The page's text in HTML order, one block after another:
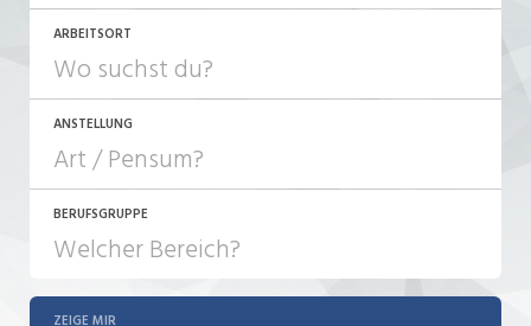
ARBEITSORT
ANSTELLUNG
JOB-TYP
Festanstellung
BERUFSGRUPPE
ZEIGE MIR